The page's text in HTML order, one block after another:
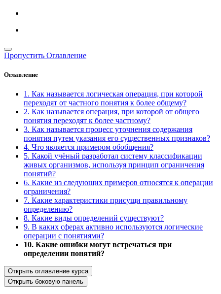
Пропустить Оглавление
Оглавление
1. Как называется логическая операция, при которой
переходят от частного понятия к более общему?
2. Как называется операция, при которой от общего
понятия переходят к более частному?
3. Как называется процесс уточнения содержания
понятия путем указания его существенных признаков?
4. Что является примером обобщения?
5. Какой учёный разработал систему классификации
живых организмов, используя принцип ограничения
понятий?
6. Какие из следующих примеров относятся к операции
ограничения?
7. Какие характеристики присущи правильному
определению?
8. Какие виды определений существуют?
9. В каких сферах активно используются логические
операции с понятиями?
10. Какие ошибки могут встречаться при
определении понятий?
Открыть оглавление курса
Открыть боковую панель